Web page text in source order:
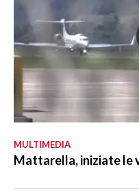
MULTIMEDIA
Mattarella, iniziate le